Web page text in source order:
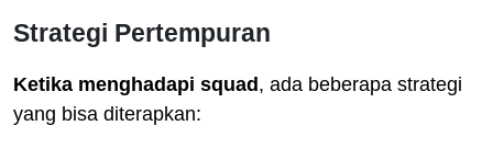
Strategi Pertempuran
Ketika menghadapi squad, ada beberapa strategi
yang bisa diterapkan: